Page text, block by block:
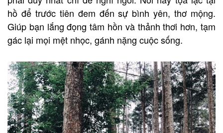
hồ để trước tiên đem đến sự bình yên, thơ mộng.
Giúp bạn lắng đọng tâm hồn và thảnh thơi hơn, tạm
gác lại mọi mệt nhọc, gánh nặng cuộc sống.